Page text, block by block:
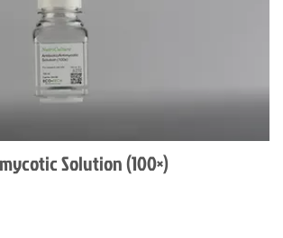
Solution (100×)